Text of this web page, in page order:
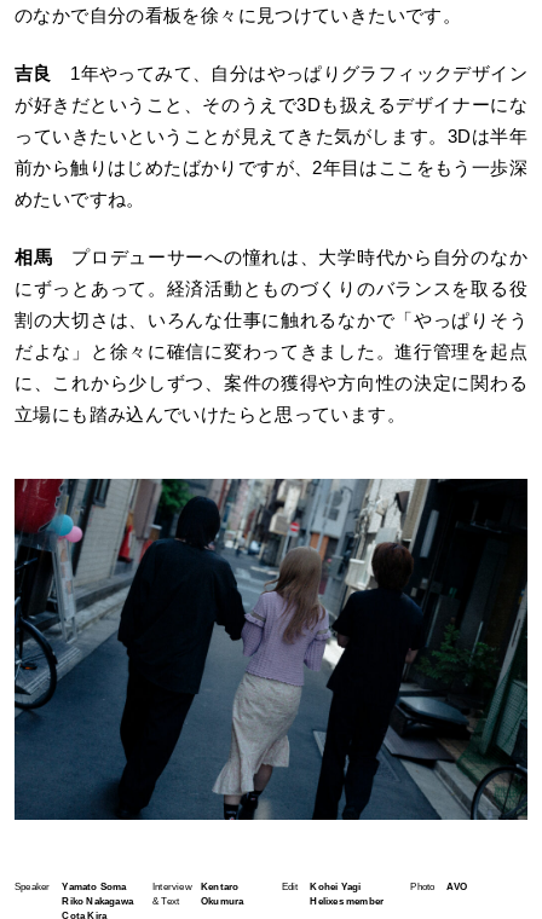
のなかで自分の看板を徐々に見つけていきたいです。
吉良
1年やってみて、自分はやっぱりグラフィックデザイン
が好きだということ、そのうえで3Dも扱えるデザイナーにな
っていきたいということが見えてきた気がします。3Dは半年
前から触りはじめたばかりですが、2年目はここをもう一歩深
めたいですね。
相馬 プロデューサーへの憧れは、大学時代から自分のなか
にずっとあって。経済活動とものづくりのバランスを取る役
割の大切さは、いろんな仕事に触れるなかで「やっぱりそう
だよな」と徐々に確信に変わってきました。進行管理を起点
に、これから少しずつ、案件の獲得や方向性の決定に関わる
立場にも踏み込んでいけたらと思っています。
Speaker
Yamato Soma
Riko Nakagawa
Cota Kira
Interview
& Text
Kentaro
Okumura
Edit
Kohei Yagi
Helixes member
Photo AVO